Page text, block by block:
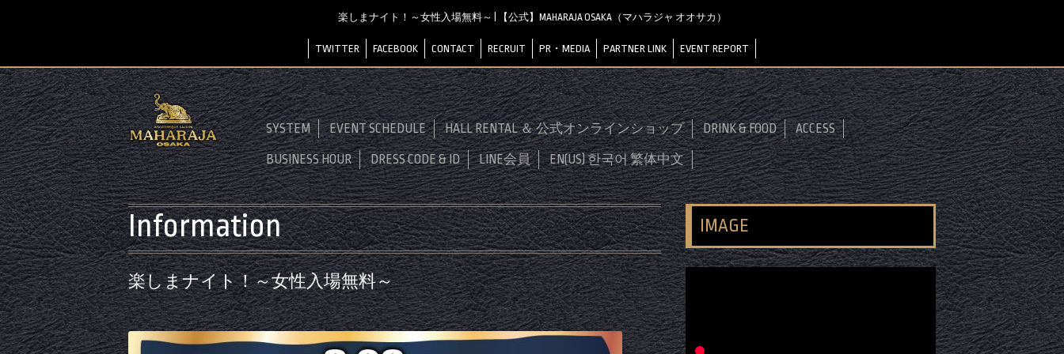
楽しまナイト！～女性入場無料～ | 【公式】MAHARAJA OSAKA（マハラジャ オオサカ）
TWITTER FACEBOOK CONTACT RECRUIT PR・MEDIA PARTNER LINK EVENT REPORT
SYSTEM EVENT SCHEDULE HALL RENTAL ＆ 公式オンラインショップ DRINK & FOOD ACCESS
BUSINESS HOUR DRESS CODE & ID LINE会員 EN(US) 한국어 繁体中文
Information
楽しまナイト！～女性入場無料～
IMAGE